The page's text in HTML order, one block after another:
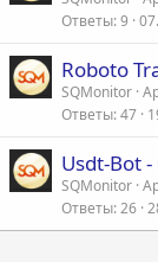
Ответы 9
Roboto
SQMonitor
Ответы 47
Usdt-Bot
SQMonitor
Ответы 26